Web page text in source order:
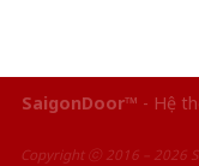
SaigonDoor™ - Hệ
Copyright ⓒ 2016 – 2026